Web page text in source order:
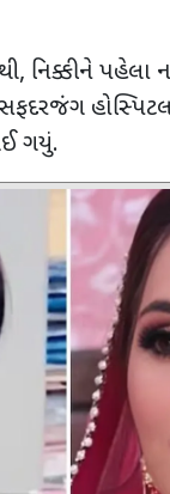
નિક્કીને પહેલા
ગયું.